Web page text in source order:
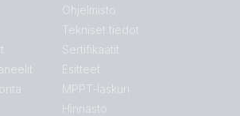
Ohjelmisto
Tekniset tiedot
Sertifikaatit
Esitteet
MPPT-laskuri
Hinnasto